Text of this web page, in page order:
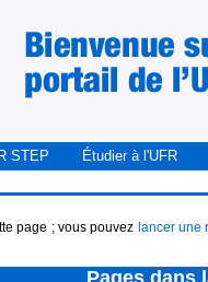
STEP Étudier à l'UFR
page ; vous pouvez lancer une
Pages dans